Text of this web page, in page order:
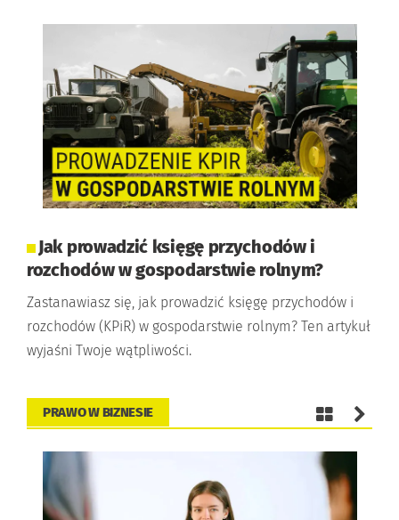
Jak prowadzić księgę przychodów i
rozchodów w gospodarstwie rolnym?
Zastanawiasz się, jak prowadzić księgę przychodów i
rozchodów (KPiR) w gospodarstwie rolnym? Ten artykuł
wyjaśni Twoje wątpliwości.
PRAWO W BIZNESIE